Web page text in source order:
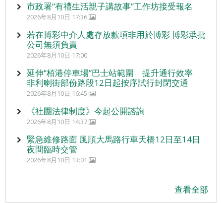
市政署“有禮生活親子講故事”工作坊接受報名
2026年8月10日 17:36
若在博彩中介人處存放款項非用於博彩 博彩承批
公司無須負責
2026年8月10日 17:00
延伸“栢港停車場”巴士站範圍 提升通行效率
非利喇街部份路段12日起按序試行封閉交通
2026年8月10日 16:45
《社團法律制度》今起公開諮詢
2026年8月10日 14:37
緊急維修路面 風順大馬路行車天橋12日至14日
夜間臨時交管
2026年8月10日 13:01
查看全部